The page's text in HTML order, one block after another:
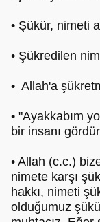
• Şükür, nimeti
• Şükredilen
• Allah'a
• "Ayakkabım
bir insanı
• Allah (c.c.)
nimete karşı
hakkı, nimeti
olduğumuz